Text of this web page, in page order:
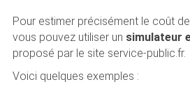
Pour estimer précisément le coût
vous pouvez utiliser un simulateur
proposé par le site service-public.fr.
Voici quelques exemples :